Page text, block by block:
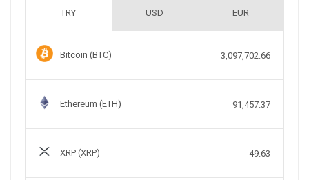
TRY USD EUR
Bitcoin (BTC) 3,097,702.66
Ethereum (ETH) 91,457.37
XRP (XRP) 49.63